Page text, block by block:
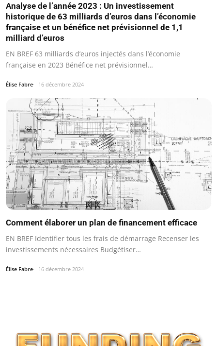
Analyse de l’année 2023 : Un investissement
historique de 63 milliards d’euros dans l’économie
française et un bénéfice net prévisionnel de 1,1
milliard d’euros
EN BREF 63 milliards d’euros injectés dans l’économie
française en 2023 Bénéfice net prévisionnel…
Élise Fabre 16 décembre 2024
Comment élaborer un plan de financement efficace
EN BREF Identifier tous les frais de démarrage Recenser les
investissements nécessaires Budgétiser…
Élise Fabre 16 décembre 2024